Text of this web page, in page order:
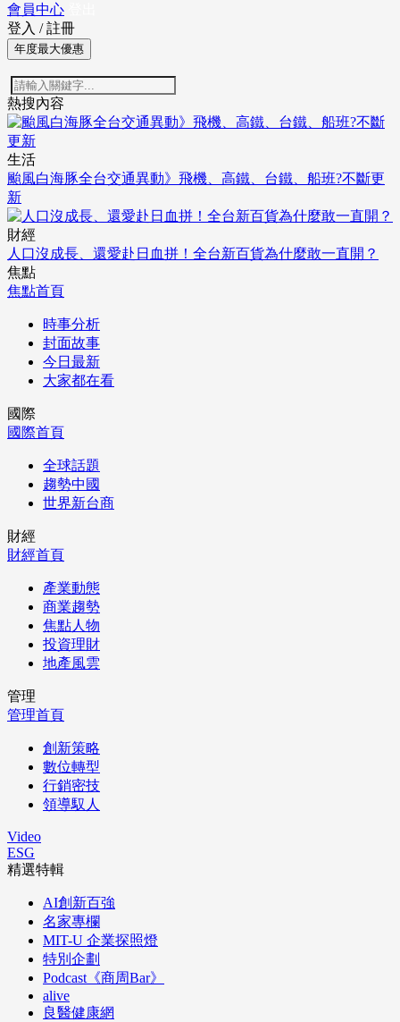
會員中心
登入 / 註冊
年度最大優惠
熱搜內容
生活
颱風白海豚全台交通異動》飛機、高鐵、台鐵、船班?不斷更
新
財經
人口沒成長、還愛赴日血拼！全台新百貨為什麼敢一直開？
焦點
焦點首頁
時事分析
封面故事
今日最新
大家都在看
國際
國際首頁
全球話題
趨勢中國
世界新台商
財經
財經首頁
產業動態
商業趨勢
焦點人物
投資理財
地產風雲
管理
管理首頁
創新策略
數位轉型
行銷密技
領導馭人
Video
ESG
精選特輯
AI創新百強
名家專欄
MIT-U 企業探照燈
特別企劃
Podcast《商周Bar》
alive
良醫健康網